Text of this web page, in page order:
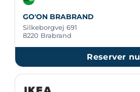
GO'ON BRABRAND
Silkeborgvej 691
8220 Brabrand
Reserver nu